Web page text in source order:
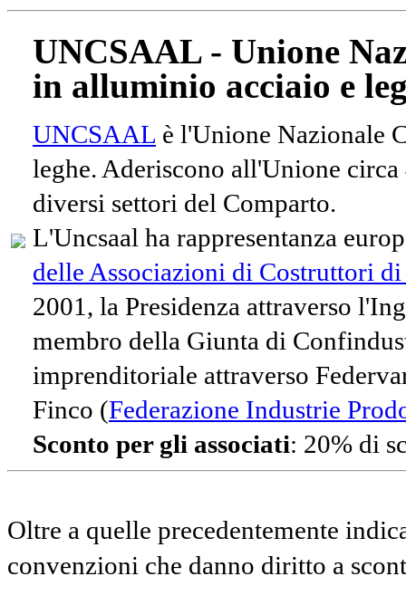
UNCSAAL - Unione
in alluminio acciaio e
UNCSAAL è l'Unione Nazionale
leghe. Aderiscono all'Unione
diversi settori del Comparto.
L'Uncsaal ha rappresentanza
delle Associazioni di Costruttori
2001, la Presidenza attraverso
membro della Giunta di
imprenditoriale attraverso
Finco (Federazione Industrie
Sconto per gli associati: 20% di
Oltre a quelle precedentemente
convenzioni che danno diritto a